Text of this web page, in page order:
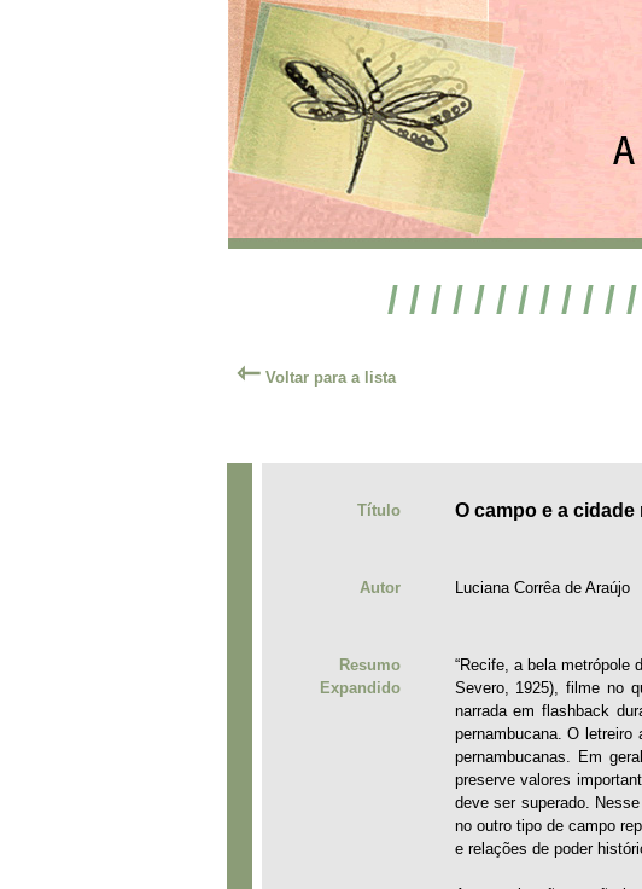
/ / / / / / / / / / /
⇽Voltar para a lista
Título O campo e a
Autor Luciana Corrêa de Araújo
Resumo
Expandido
“Recife, a bela metrópole
Severo, 1925), filme no
narrada em flashback
pernambucana. O
pernambucanas. Em
preserve valores
deve ser superado.
no outro tipo de campo
e relações de poder